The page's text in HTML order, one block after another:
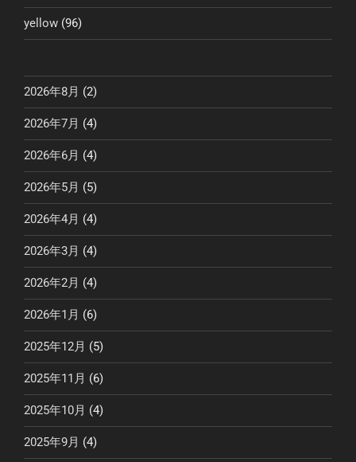
yellow (96)
2026年8月 (2)
2026年7月 (4)
2026年6月 (4)
2026年5月 (5)
2026年4月 (4)
2026年3月 (4)
2026年2月 (4)
2026年1月 (6)
2025年12月 (5)
2025年11月 (6)
2025年10月 (4)
2025年9月 (4)